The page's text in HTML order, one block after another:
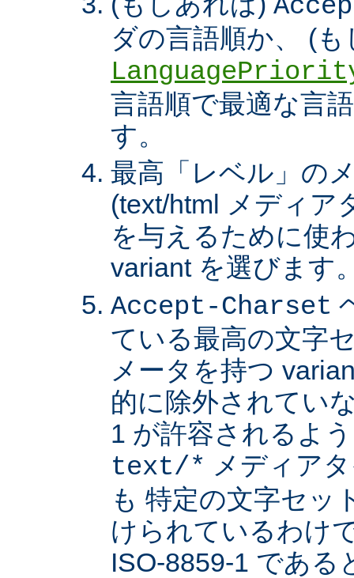
ダの言語順か、 (
言語順で最適な言
す。
最高「レベル」の
(text/html メディア
を与えるために使
variant を選びます
Accept-Charset
ている最高の文字
メータを持つ
的に除外されてい
1 が許容されるよ
text/* メディア
も 特定の文字セッ
けられているわけ
ISO-8859-1 である